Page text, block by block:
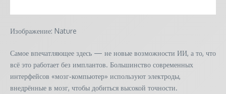
Изображение: Nature
Самое впечатляющее здесь — не новые возможности ИИ, а то, что
всё это работает без имплантов. Большинство современных
интерфейсов «мозг‑компьютер» используют электроды,
внедрённые в мозг, чтобы добиться высокой точности.